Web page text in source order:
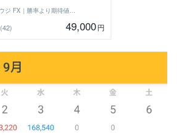
トウジ FX｜勝率より期待値でコツコツと
(42) 49,000円